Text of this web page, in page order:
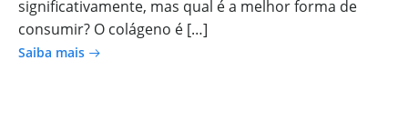
significativamente, mas qual é a melhor forma de
consumir? O colágeno é […]
Saiba mais